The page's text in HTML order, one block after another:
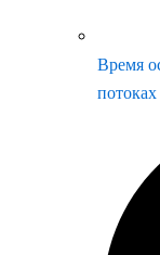
Время